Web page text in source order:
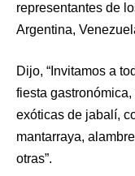
representantes de
Argentina,
Dijo, “Invitamos a
fiesta
exóticas de jabalí,
mantarraya,
otras”.